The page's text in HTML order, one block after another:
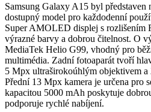
Samsung Galaxy A15 byl
dostupný model pro každodenní
Super AMOLED displej s
výrazné barvy a dobrou čitelnost. O
MediaTek Helio G99, vhodný pro
multimédia. Zadní fotoaparát tvoří
5 Mpx ultraširokoúhlým objektivem a
Přední 13 Mpx kamera je určena pro
kapacitou 5000 mAh poskytuje
podporuje rychlé nabíjení.